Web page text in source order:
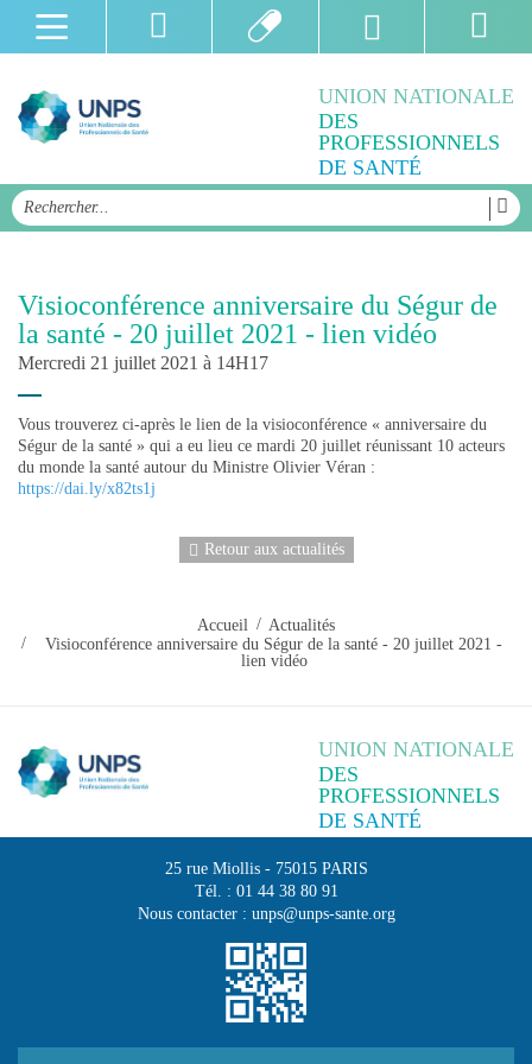
UNION NATIONALE
DES
PROFESSIONNELS
DE SANTÉ
Visioconférence anniversaire du Ségur de
la santé - 20 juillet 2021 - lien vidéo
Mercredi 21 juillet 2021 à 14H17
Vous trouverez ci-après le lien de la visioconférence « anniversaire du
Ségur de la santé » qui a eu lieu ce mardi 20 juillet réunissant 10 acteurs
du monde la santé autour du Ministre Olivier Véran :
https://dai.ly/x82ts1j
Retour aux actualités
Accueil
Actualités
Visioconférence anniversaire du Ségur de la santé - 20 juillet 2021 -
lien vidéo
UNION NATIONALE
DES
PROFESSIONNELS
DE SANTÉ
25 rue Miollis- 75015 PARIS
Tél. : 01 44 38 80 91
Nous contacter : unps@unps-sante.org